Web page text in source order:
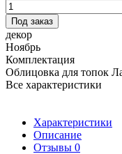
Под заказ
декор
Ноябрь
Комплектация
Облицовка для топок
Все характеристики
Характеристики
Описание
Отзывы 0